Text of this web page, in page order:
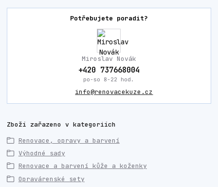
Potřebujete poradit?
Miroslav Novák
+420 737668004
po-so 8-22 hod.
info@renovacekuze.cz
Zboží zařazeno v kategoriích
Renovace, opravy a barvení
Výhodné sady
Renovace a barvení kůže a koženky
Opravárenské sety